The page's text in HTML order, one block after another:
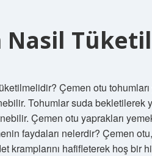
Nasil
Çemen otu
Tohumlar suda bekletilerek
Çemen otu yaprakları
faydaları nelerdir? Çemen
kramplarını hafifleterek hoş bir